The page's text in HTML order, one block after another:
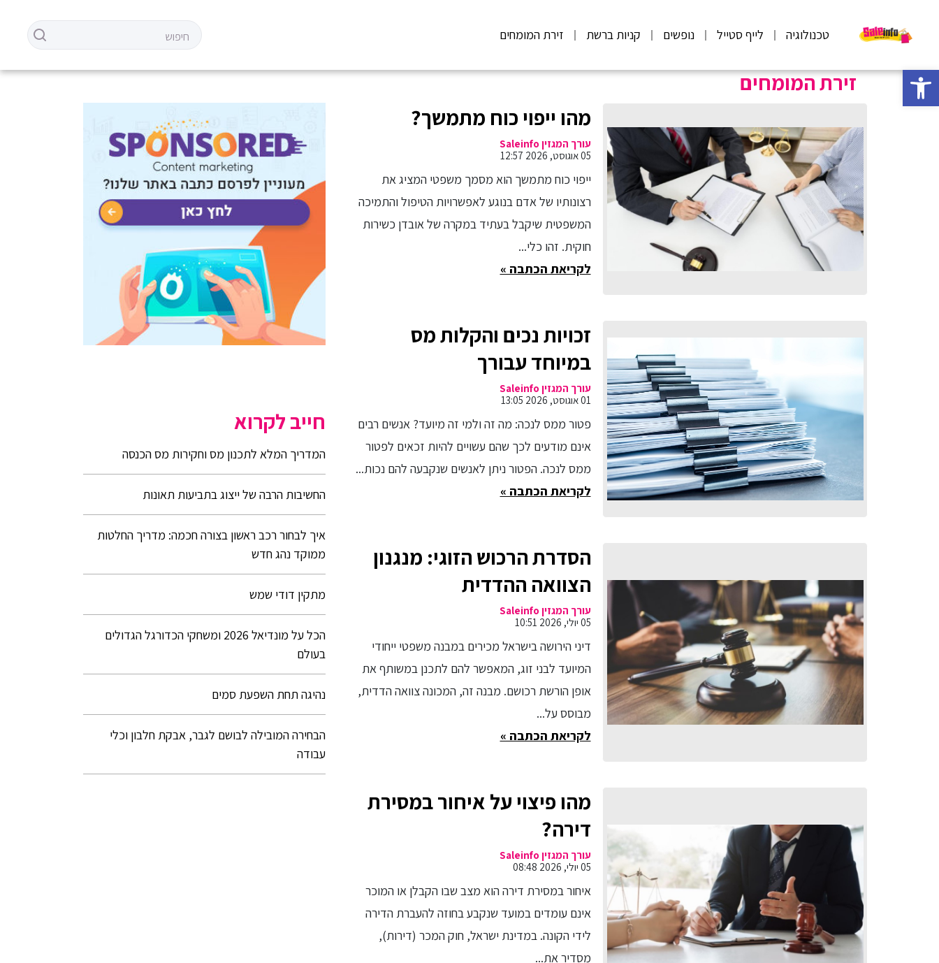
פתח סרגל נגישות
טכנולוגיה לייף סטייל נופשים קניות ברשת זירת המומחים
זירת המומחים
מהו ייפוי כוח מתמשך?
עורך המגזין Saleinfo
05 אוגוסט, 2026 12:57
ייפוי כוח מתמשך הוא מסמך משפטי המציג את
רצונותיו של אדם בנוגע לאפשרויות הטיפול והתמיכה
המשפטית שיקבל בעתיד במקרה של אובדן כשירות
חוקית. זהו כלי...
לקריאת הכתבה »
זכויות נכים והקלות מס
במיוחד עבורך
עורך המגזין Saleinfo
01 אוגוסט, 2026 13:05
פטור ממס לנכה: מה זה ולמי זה מיועד? אנשים רבים
אינם מודעים לכך שהם עשויים להיות זכאים לפטור
ממס לנכה. הפטור ניתן לאנשים שנקבעה להם נכות...
לקריאת הכתבה »
הסדרת הרכוש הזוגי: מנגנון
הצוואה ההדדית
עורך המגזין Saleinfo
05 יולי, 2026 10:51
דיני הירושה בישראל מכירים במבנה משפטי ייחודי
המיועד לבני זוג, המאפשר להם לתכנן במשותף את
אופן הורשת רכושם. מבנה זה, המכונה צוואה הדדית,
מבוסס על...
לקריאת הכתבה »
מהו פיצוי על איחור במסירת
דירה?
עורך המגזין Saleinfo
05 יולי, 2026 08:48
איחור במסירת דירה הוא מצב שבו הקבלן או המוכר
אינם עומדים במועד שנקבע בחוזה להעברת הדירה
לידי הקונה. במדינת ישראל, חוק המכר (דירות),
מסדיר את...
חייב לקרוא
המדריך המלא לתכנון מס וחקירות מס הכנסה
החשיבות הרבה של ייצוג בתביעות תאונות
איך לבחור רכב ראשון בצורה חכמה: מדריך החלטות
ממוקד נהג חדש
מתקין דודי שמש
הכל על מונדיאל 2026 ומשחקי הכדורגל הגדולים
בעולם
נהיגה תחת השפעת סמים
הבחירה המובילה לבושם לגבר, אבקת חלבון וכלי
עבודה